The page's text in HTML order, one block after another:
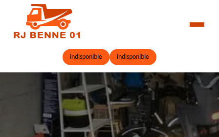
indisponible indisponible